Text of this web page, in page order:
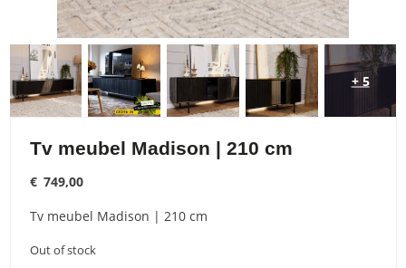
+ 5
Tv meubel Madison | 210 cm
€ 749,00
Tv meubel Madison | 210 cm
Out of stock